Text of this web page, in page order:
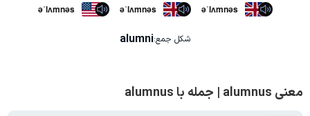
əˈlʌmnəs əˈlʌmnəs əˈlʌmnəs
شکل جمع:alumni
معنی alumnus | جمله با alumnus